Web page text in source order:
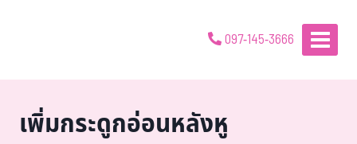
097-145-3666
เพิ่มกระดูกอ่อนหลังหู